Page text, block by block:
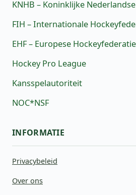
KNHB – Koninklijke
FIH – Internationale
EHF – Europese Hockeyfederatie
Hockey Pro League
Kansspelautoriteit
NOC*NSF
INFORMATIE
Privacybeleid
Over ons